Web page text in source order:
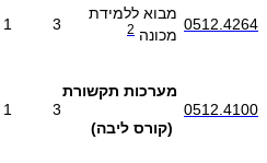
0512.4264
מבוא ללמידת
מכונה 2
3
1
0512.4100
מערכות תקשורת
(קורס ליבה)
3
1